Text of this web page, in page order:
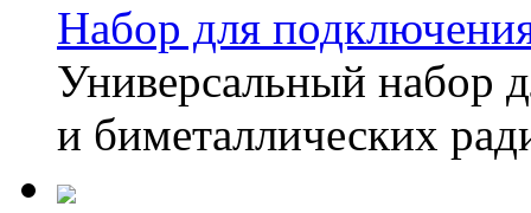
Набор для
Универсальный набор
и биметаллических